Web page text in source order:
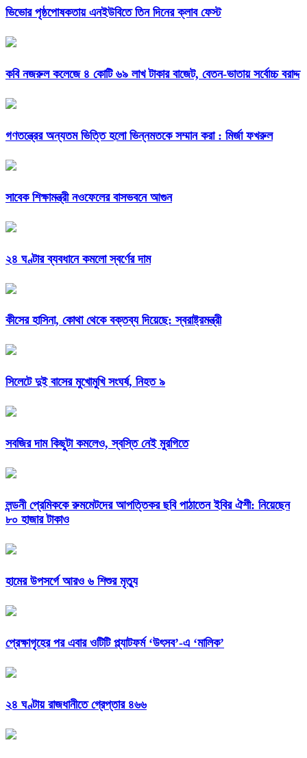
ভিভোর পৃষ্ঠপোষকতায় এনইউবিতে তিন দিনের ক্লাব ফেস্ট
কবি নজরুল কলেজে ৪ কোটি ৬৯ লাখ টাকার বাজেট, বেতন-ভাতায় সর্বোচ্চ বরাদ্দ
গণতন্ত্রের অন্যতম ভিত্তি হলো ভিন্নমতকে সম্মান করা : মির্জা ফখরুল
সাবেক শিক্ষামন্ত্রী নওফেলের বাসভবনে আগুন
২৪ ঘণ্টার ব্যবধানে কমলো স্বর্ণের দাম
কীসের হাসিনা, কোথা থেকে বক্তব্য দিয়েছে: স্বরাষ্ট্রমন্ত্রী
সিলেটে দুই বাসের মুখোমুখি সংঘর্ষ, নিহত ৯
সবজির দাম কিছুটা কমলেও, স্বস্তি নেই মুরগিতে
লন্ডনী প্রেমিককে রুমমেটদের আপত্তিকর ছবি পাঠাতেন ইবির ঐশী: নিয়েছেন
৮০ হাজার টাকাও
হামের উপসর্গে আরও ৬ শিশুর মৃত্যু
প্রেক্ষাগৃহের পর এবার ওটিটি প্ল্যাটফর্ম ‘উৎসব’-এ ‘মালিক’
২৪ ঘণ্টায় রাজধানীতে গ্রেপ্তার ৪৬৬